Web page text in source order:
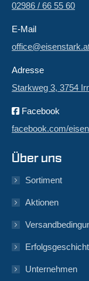
02986 / 66 55 60
E-Mail
Adresse
Starkweg 3, 3754
Facebook
facebook.com/
Über uns
Sortiment
Aktionen
Unternehmen